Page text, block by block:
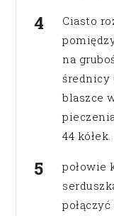
Ciasto
na
średnicy
blaszce
44 kółek.
połowie